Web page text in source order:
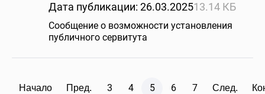
Дата публикации: 26.03.202513.14 КБ
Сообщение о возможности установления
публичного сервитута
Начало Пред. 3 4 5 6 7 След.